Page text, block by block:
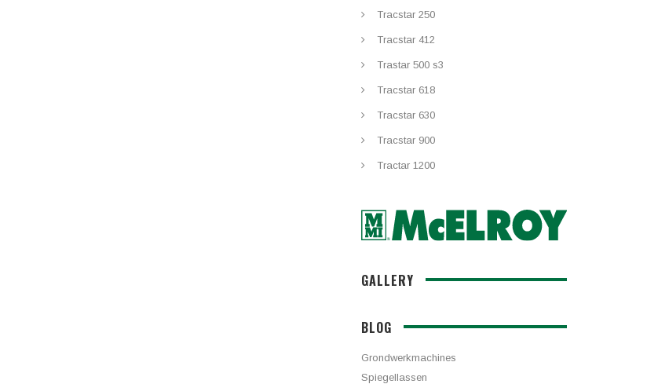
Tracstar 250
Tracstar 412
Trastar 500 s3
Tracstar 618
Tracstar 630
Tracstar 900
Tractar 1200
GALLERY
BLOG
Grondwerkmachines
Spiegellassen